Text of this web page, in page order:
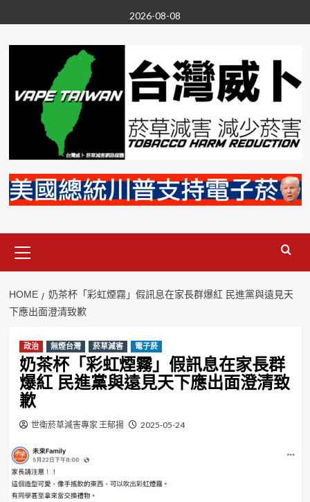
to
content
2026-08-08
Menu
HOME
奶茶杯「彩虹煙霧」假訊息在家長群爆紅 民進黨與遠見天
下應出面澄清致歉
政治 無煙台灣 菸草減害 電子菸
奶茶杯「彩虹煙霧」假訊息在家長群
爆紅 民進黨與遠見天下應出面澄清致
歉
世衛菸草減害專家 王郁揚 2025-05-24